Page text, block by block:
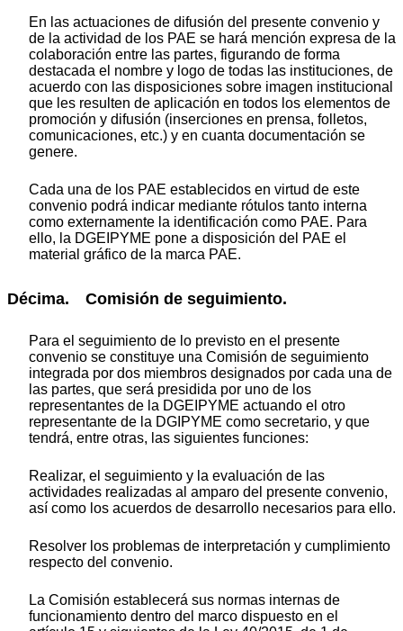
En las actuaciones de difusión del presente convenio y
de la actividad de los PAE se hará mención expresa de la
colaboración entre las partes, figurando de forma
destacada el nombre y logo de todas las instituciones, de
acuerdo con las disposiciones sobre imagen institucional
que les resulten de aplicación en todos los elementos de
promoción y difusión (inserciones en prensa, folletos,
comunicaciones, etc.) y en cuanta documentación se
genere.
Cada una de los PAE establecidos en virtud de este
convenio podrá indicar mediante rótulos tanto interna
como externamente la identificación como PAE. Para
ello, la DGEIPYME pone a disposición del PAE el
material gráfico de la marca PAE.
Décima. Comisión de seguimiento.
Para el seguimiento de lo previsto en el presente
convenio se constituye una Comisión de seguimiento
integrada por dos miembros designados por cada una de
las partes, que será presidida por uno de los
representantes de la DGEIPYME actuando el otro
representante de la DGIPYME como secretario, y que
tendrá, entre otras, las siguientes funciones:
Realizar, el seguimiento y la evaluación de las
actividades realizadas al amparo del presente convenio,
así como los acuerdos de desarrollo necesarios para ello.
Resolver los problemas de interpretación y cumplimiento
respecto del convenio.
La Comisión establecerá sus normas internas de
funcionamiento dentro del marco dispuesto en el